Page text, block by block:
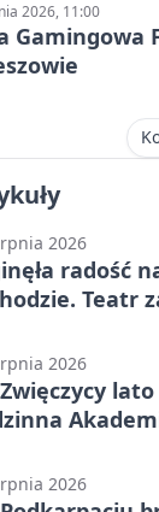
2026, 11:00
Gamingowa
2026
radość
Teatr
2026
2026